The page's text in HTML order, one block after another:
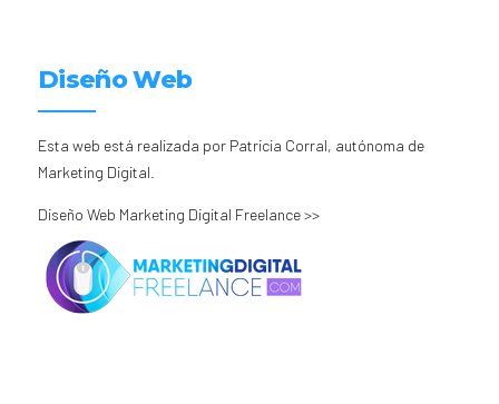
Diseño Web
Esta web está realizada por Patricia Corral, autónoma de
Marketing Digital.
Diseño Web Marketing Digital Freelance >>